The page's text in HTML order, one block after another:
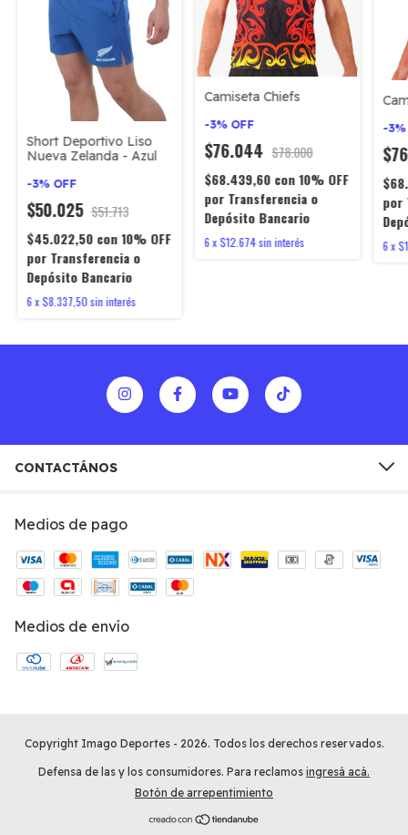
Short Deportivo Liso
Nueva Zelanda - Azul
-3% OFF
$50.025 $51.713
$45.022,50 con10% OFF
por Transferencia o
Depósito Bancario
6x $8.337,50sin interés
Camiseta Chiefs
-3% OFF
$76.044 $78.000
$68.439,60 con 10% OFF
por Transferencia o
Depósito Bancario
6 x $12.674 sin interés
-3
por
6x
CONTACTÁNOS
Medios de pago
Medios de envío
Copyright Imago Deportes - 2026. Todos los derechos reservados.
Defensa de las y los consumidores. Para reclamos ingresá acá.
Botón de arrepentimiento